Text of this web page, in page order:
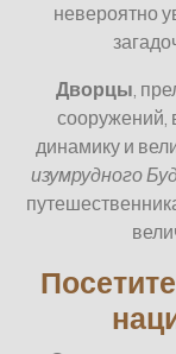
невероятно
Дворцы,
сооружений,
динамику и
изумрудного